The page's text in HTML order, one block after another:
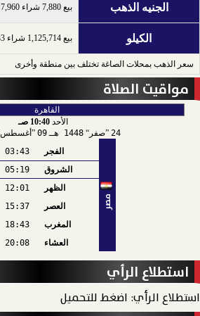
الجنيه الذهب بيع 7,880 شراء 7,960
الكيلو بيع 1,125,714 شراء 1,137,143
سعر الذهب بمحلات الصاغة تختلف بين منطقة وأخرى
مواقيت الصلاة
الأحد10:40 صـ
24
صفر 1448 هـ 09 أغسطس
مصر
الفجر
03:43
الشروق
05:19
الظهر
12:01
العصر
15:37
المغرب
18:43
العشاء
20:08
استطلاع الرأي
استطلاع الرأي: اضغط للتحميل